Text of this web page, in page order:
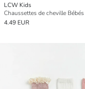
LCW Kids
4.49 EUR